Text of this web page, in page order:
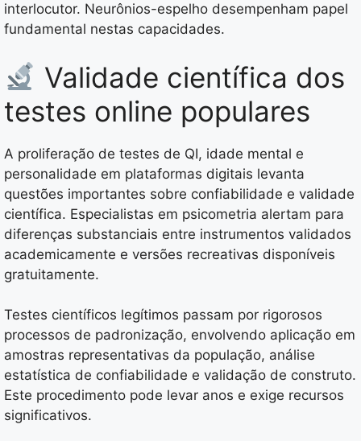
interlocutor. Neurônios-espelho desempenham papel
fundamental nestas capacidades.
Validade científica dos
testes online populares
A proliferação de testes de QI, idade mental e
personalidade em plataformas digitais levanta
questões importantes sobre confiabilidade e validade
científica. Especialistas em psicometria alertam para
diferenças substanciais entre instrumentos validados
academicamente e versões recreativas disponíveis
gratuitamente.
Testes científicos legítimos passam por rigorosos
processos de padronização, envolvendo aplicação em
amostras representativas da população, análise
estatística de confiabilidade e validação de construto.
Este procedimento pode levar anos e exige recursos
significativos.